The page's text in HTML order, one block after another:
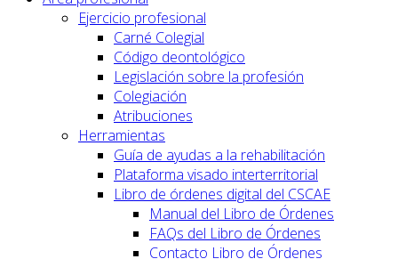
Ejercicio profesional
Carné Colegial
Código deontológico
Legislación sobre la profesión
Colegiación
Atribuciones
Herramientas
Guía de ayudas a la rehabilitación
Plataforma visado interterritorial
Libro de órdenes digital del CSCAE
Manual del Libro de Órdenes
FAQs del Libro de Órdenes
Contacto Libro de Órdenes